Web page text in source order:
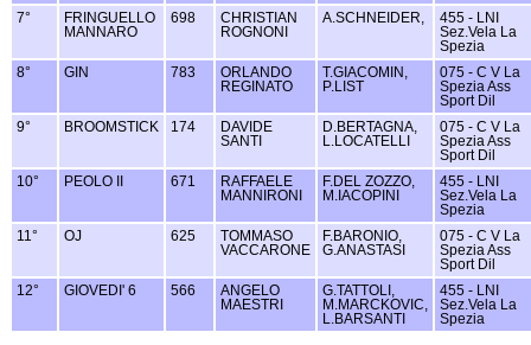
7°
FRINGUELLO
MANNARO
698
CHRISTIAN
ROGNONI
A.SCHNEIDER,
455 - LNI
Sez.Vela La
Spezia
8°
GIN 783
ORLANDO
REGINATO
T.GIACOMIN,
P.LIST
075 - C V La
Spezia Ass
Sport Dil
9°
BROOMSTICK 174
DAVIDE
SANTI
D.BERTAGNA,
L.LOCATELLI
075 - C V La
Spezia Ass
Sport Dil
10°
PEOLO II 671
RAFFAELE
MANNIRONI
F.DEL ZOZZO,
M.IACOPINI
455 - LNI
Sez.Vela La
Spezia
11°
OJ 625
TOMMASO
VACCARONE
F.BARONIO,
G.ANASTASI
075 - C V La
Spezia Ass
Sport Dil
12°
GIOVEDI' 6 566
ANGELO
MAESTRI
G.TATTOLI,
M.MARCKOVIC,
L.BARSANTI
455 - LNI
Sez.Vela La
Spezia